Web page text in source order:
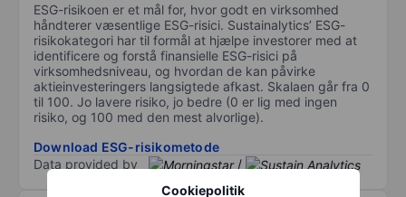
Cookiepolitik
ESG-risikoen er et mål for, hvor godt en virksomhed
håndterer væsentlige ESG-risici. Sustainalytics’ ESG-
risikokategori har til formål at hjælpe investorer med at
identificere og forstå finansielle ESG-risici på
virksomhedsniveau, og hvordan de kan påvirke
aktieinvesteringers langsigtede afkast. Skalaen går fra 0
til 100. Jo lavere risiko, jo bedre (0 er lig med ingen
risiko, og 100 med den mest alvorlige).
Download ESG-risikometode
Data provided by
/